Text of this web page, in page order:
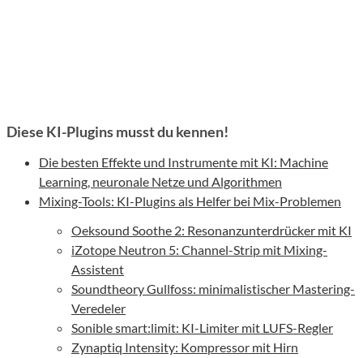
Diese KI-Plugins musst du kennen!
Die besten Effekte und Instrumente mit KI: Machine
Learning, neuronale Netze und Algorithmen
Mixing-Tools: KI-Plugins als Helfer bei Mix-Problemen
Oeksound Soothe 2: Resonanzunterdrücker mit KI
iZotope Neutron 5: Channel-Strip mit Mixing-
Assistent
Soundtheory Gullfoss: minimalistischer Mastering-
Veredeler
Sonible smart:limit: KI-Limiter mit LUFS-Regler
Zynaptiq Intensity: Kompressor mit Hirn